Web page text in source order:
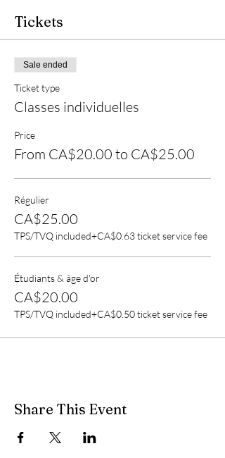
Tickets
Sale ended
Ticket type
Classes individuelles
Price
From CA$20.00 to CA$25.00
Régulier
CA$25.00
TPS/TVQ included+CA$0.63 ticket service fee
Étudiants & âge d'or
CA$20.00
TPS/TVQ included+CA$0.50 ticket service fee
Share This Event